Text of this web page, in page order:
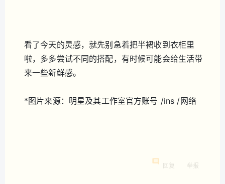
看了今天的灵感，就先别急着把半裙收到衣柜里
啦，多多尝试不同的搭配，有时候可能会给生活带
来一些新鲜感。
*图片来源：明星及其工作室官方账号 /ins /网络
回复 举报